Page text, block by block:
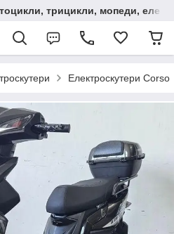
трицикли, мопеди,
Електроскутери Corso